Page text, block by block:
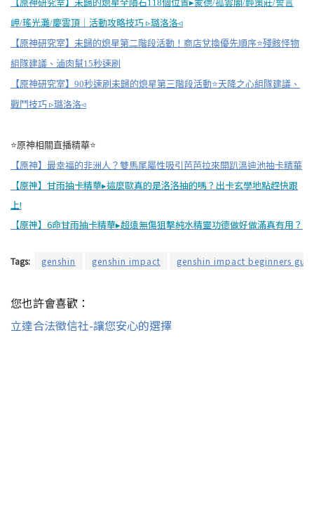
【原神研究室】未歸的熄星全隕石118個位置▸蒙德/孤雲閣/輕策莊/誓言
岬/瑤光灘/慶雲頂｜活動攻略技巧 ▹璐洛洛◃
【原神研究室】未歸的熄星第二階段活動！商店兌換優先順序⭐殘骸怪物
組隊建議、滷肉幫15秒速刷
【原神研究室】90秒速刷未歸的熄星第三階段活動⭐天降之心組隊建議、
戰鬥技巧 ▹璐洛洛◃
⭐原神相關直播精華⭐
【原神】最幸福的非洲人？雙馬尾屬性吸引芭芭拉來開趴溫迪池抽卡精華
【原神】甘雨抽卡精華▸這麼歐真的是洛洛抽的嗎？出卡玄學地點趕快跟
上!
【原神】6命甘雨抽卡精華▸超遠無傷狙擊純水精靈功德做好做滿真有用？
Tags: genshin genshin impact genshin impact beginners
您也許會喜歡：
立達合法徵信社-讓您安心的選擇